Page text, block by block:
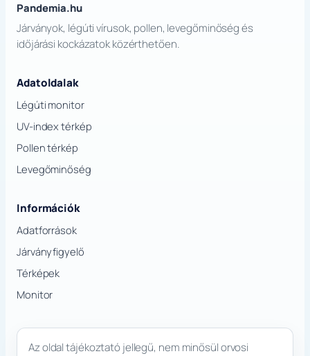
Pandemia.hu
Járványok, légúti vírusok, pollen, levegőminőség és
időjárási kockázatok közérthetően.
Adatoldalak
Légúti monitor
UV-index térkép
Pollen térkép
Levegőminőség
Információk
Adatforrások
Járványfigyelő
Térképek
Monitor
Az oldal tájékoztató jellegű, nem minősül orvosi